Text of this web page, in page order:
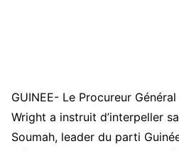
GUINEE- Le Procureur
Wright a instruit d’interpeller
Soumah, leader du parti